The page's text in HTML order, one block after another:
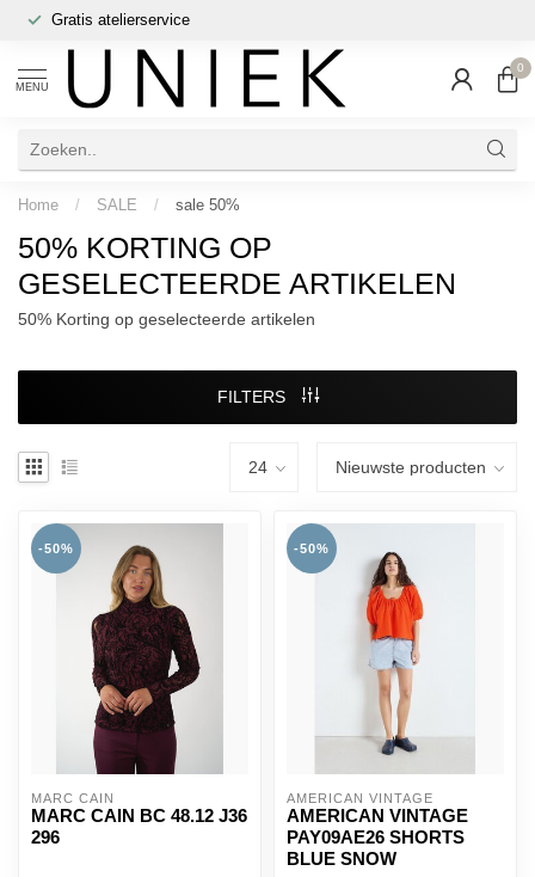
Gratis atelierservice
MENU
0
Home / SALE / sale 50%
50% KORTING OP
GESELECTEERDE ARTIKELEN
50% Korting op geselecteerde artikelen
FILTERS
-50%
MARC CAIN
MARC CAIN BC 48.12 J36
296
-50%
AMERICAN VINTAGE
AMERICAN VINTAGE
PAY09AE26 SHORTS
BLUE SNOW